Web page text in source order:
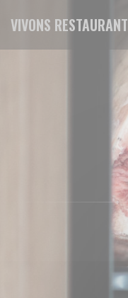
VIVONS RESTAURANT